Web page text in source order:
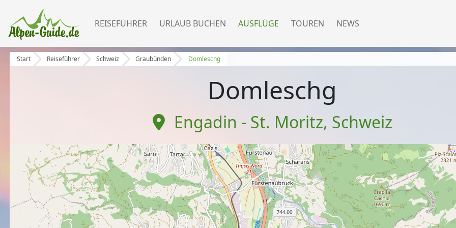
REISEFÜHRER URLAUB BUCHEN AUSFLÜGE TOUREN NEWS
Start Reiseführer Schweiz Graubünden Domleschg
Domleschg
Engadin - St. Moritz, Schweiz